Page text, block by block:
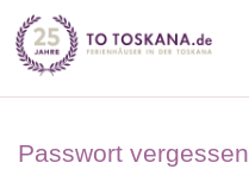
Passwort vergessen